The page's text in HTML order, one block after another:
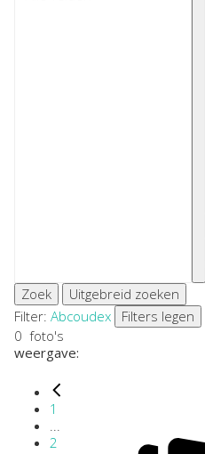
Zoek
Uitgebreid zoeken
Filter: Abcoudex
Filters legen
0 foto's
weergave:
1
2